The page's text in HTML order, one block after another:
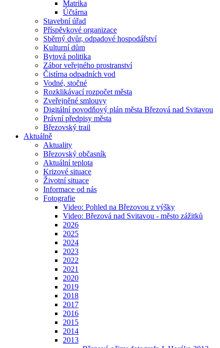
Matrika
Účtárna
Stavební úřad
Příspěvkové organizace
Sběrný dvůr, odpadové hospodářství
Kulturní dům
Bytová politika
Zábor veřejného prostranství
Čistírna odpadních vod
Vodné, stočné
Rozklikávací rozpočet města
Zveřejněné smlouvy
Digitální povodňový plán města Březová nad Svitavou
Právní předpisy města
Březovský trail
Aktuálně
Aktuality
Březovský občasník
Aktuální teplota
Krizové situace
Životní situace
Informace od nás
Fotografie
Video: Pohled na Březovou z výšky
Video: Březová nad Svitavou - město zážitků
2026
2025
2024
2023
2022
2021
2020
2019
2018
2017
2016
2015
2014
2013